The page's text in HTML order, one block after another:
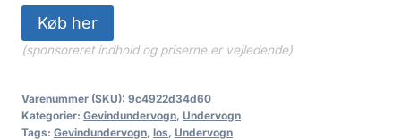
Køb her
(sponsoreret indhold og priserne er vejledende)
Varenummer (SKU): 9c4922d34d60
Kategorier: Gevindundervogn, Undervogn
Tags: Gevindundervogn, los, Undervogn